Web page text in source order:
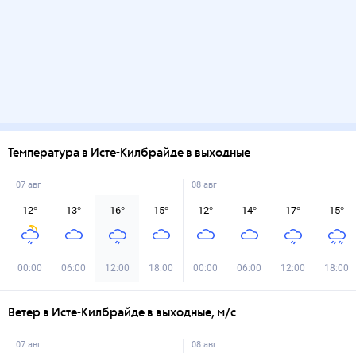
Температура в Исте-Килбрайде в выходные
07 авг
12°
00:00
13°
06:00
16°
12:00
15°
18:00
08 авг
12°
00:00
14°
06:00
17°
12:00
15°
18:00
Ветер в Исте-Килбрайде в выходные, м/с
07 авг 08 авг